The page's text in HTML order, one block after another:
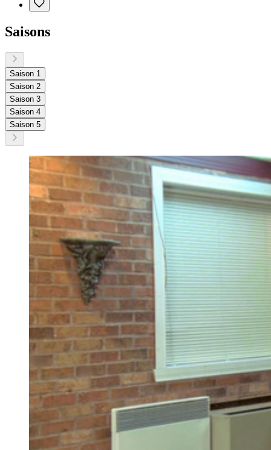
Saisons
Saison 1
Saison 2
Saison 3
Saison 4
Saison 5